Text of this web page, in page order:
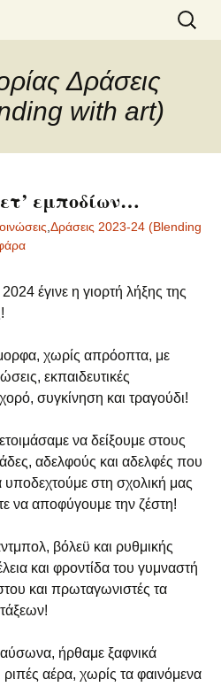
ΣΧΟΛΕΙΟ
για:
Δράσεις
with art)
εμποδίων…
Δράσεις 2023-24 (Blending
έγινε η γιορτή λήξης της
χωρίς απρόοπτα, με
εκπαιδευτικές
συγκίνηση και τραγούδι!
να δείξουμε στους
αδελφούς και αδελφές που
υποδεχτούμε στη σχολική μας
να αποφύγουμε την ζέστη!
βόλεϋ και ρυθμικής
και φροντίδα του γυμναστή
και πρωταγωνιστές τα
ήρθαμε ξαφνικά
αέρα, χωρίς τα φαινόμενα